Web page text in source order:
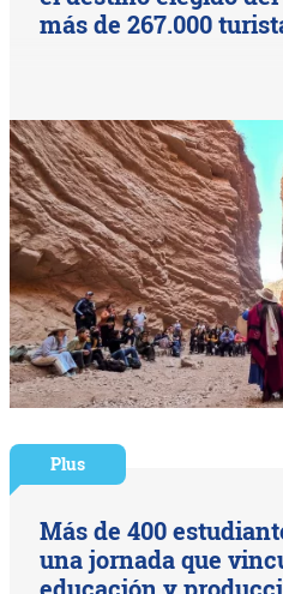
más de 267.000
Plus
Más de 400
una jornada que